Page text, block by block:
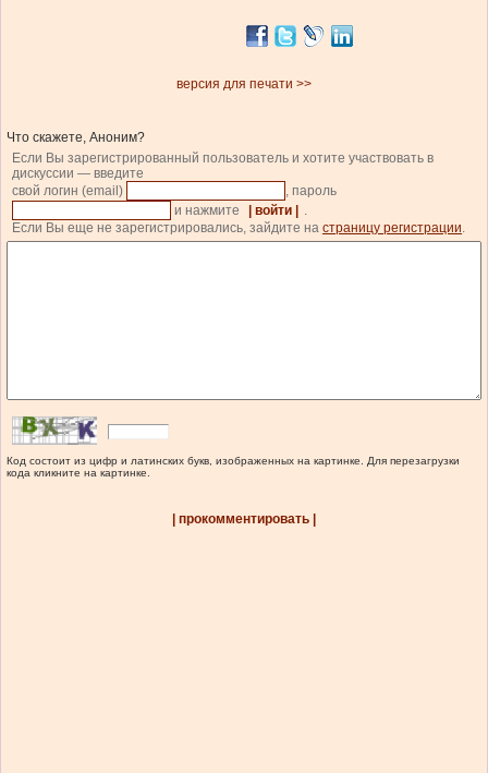
версия для печати >>
Что скажете, Аноним?
Если Вы зарегистрированный пользователь и хотите участвовать в
дискуссии — введите
свой логин (email)
, пароль
и нажмите
| войти |
.
Если Вы еще не зарегистрировались, зайдите на страницу регистрации.
Код состоит из цифр и латинских букв, изображенных на картинке. Для перезагрузки
кода кликните на картинке.
| прокомментировать |